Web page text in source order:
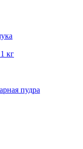
кг
пудра